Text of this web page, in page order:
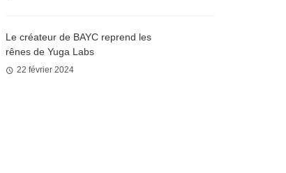
Le créateur de BAYC reprend les
rênes de Yuga Labs
22 février 2024